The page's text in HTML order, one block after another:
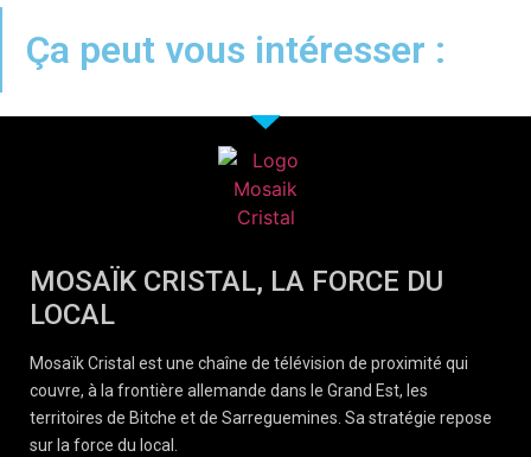
Ça peut vous intéresser :
MOSAÏK CRISTAL, LA FORCE DU
LOCAL
Mosaïk Cristal est une chaîne de télévision de proximité qui
couvre, à la frontière allemande dans le Grand Est, les
territoires de Bitche et de Sarreguemines. Sa stratégie repose
sur la force du local.